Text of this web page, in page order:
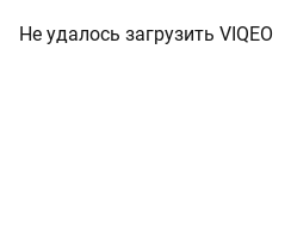
Не удалось загрузить VIQEO